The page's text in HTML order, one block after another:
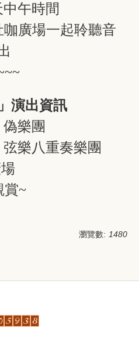
午時間
廣場一起聆聽音
演出資訊
偽樂團
弦樂八重奏樂團
賞~
瀏覽數: 1480